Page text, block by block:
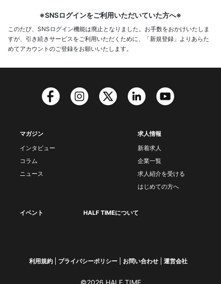
※SNSログインをご利用いただいていた方へ※
このたび、SNSログイン機能は廃止となりました。お手数をおかけいたしま
すが、引き続きサービスをご利用いただくために、「新規登録」よりあらた
めてアカウントのご登録をお願いいたします。
マガジン
インタビュー
コラム
ニュース
求人情報
新着求人
企業一覧
求人紹介を受ける
はじめての方へ
イベント HALF TIMEについて
利用規約 プライバシーポリシー お問い合わせ 運営会社
©2026 HALF TIME